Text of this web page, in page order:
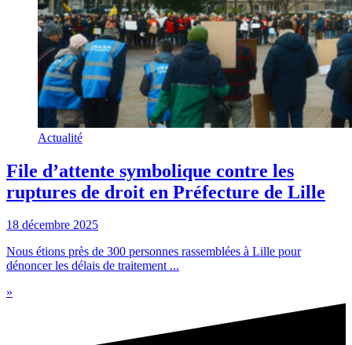
Actualité
File d’attente symbolique contre les
ruptures de droit en Préfecture de Lille
18 décembre 2025
Nous étions près de 300 personnes rassemblées à Lille pour
dénoncer les délais de traitement ...
»